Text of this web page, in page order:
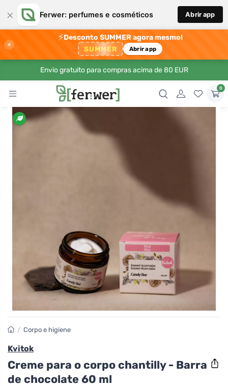
× Ferwer: perfumes e cosméticos Abrir app
×
⚡Desconto SUMMER agora mesmo!
SUMMER Abrir app
Envio gratuito para compras acima de 80 EUR
0
/ Corpo e higiene
Kvitok
Creme para o corpo chantilly - Barra
de chocolate 60 ml